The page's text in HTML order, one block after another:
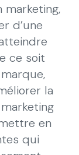
marketing,
d’une
ce soit
la
en
qui